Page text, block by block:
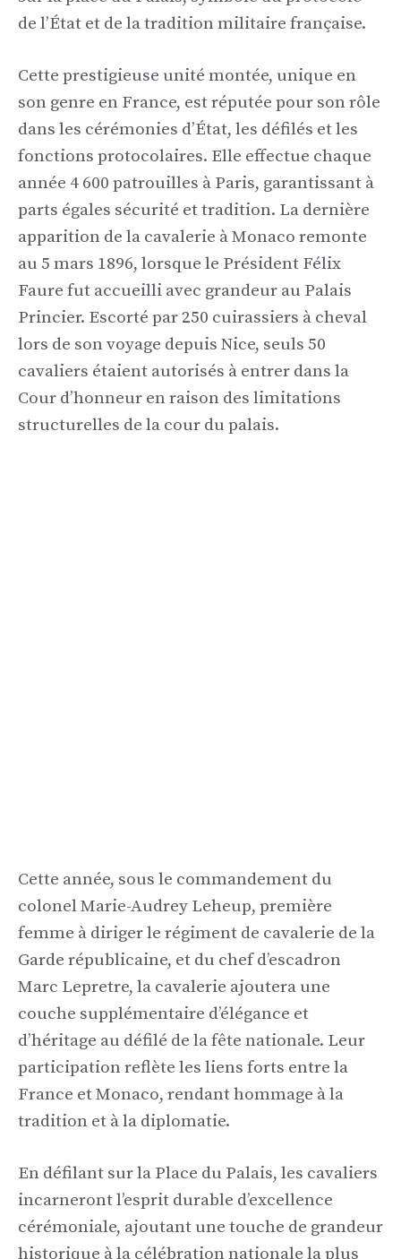
de l’État et de la tradition militaire française.
Cette prestigieuse unité montée, unique en
son genre en France, est réputée pour son rôle
dans les cérémonies d’État, les défilés et les
fonctions protocolaires. Elle effectue chaque
année 4 600 patrouilles à Paris, garantissant à
parts égales sécurité et tradition. La dernière
apparition de la cavalerie à Monaco remonte
au 5 mars 1896, lorsque le Président Félix
Faure fut accueilli avec grandeur au Palais
Princier. Escorté par 250 cuirassiers à cheval
lors de son voyage depuis Nice, seuls 50
cavaliers étaient autorisés à entrer dans la
Cour d’honneur en raison des limitations
structurelles de la cour du palais.
Cette année, sous le commandement du
colonel Marie-Audrey Leheup, première
femme à diriger le régiment de cavalerie de la
Garde républicaine, et du chef d’escadron
Marc Lepretre, la cavalerie ajoutera une
couche supplémentaire d’élégance et
d’héritage au défilé de la fête nationale. Leur
participation reflète les liens forts entre la
France et Monaco, rendant hommage à la
tradition et à la diplomatie.
En défilant sur la Place du Palais, les cavaliers
incarneront l’esprit durable d’excellence
cérémoniale, ajoutant une touche de grandeur
historique à la célébration nationale la plus